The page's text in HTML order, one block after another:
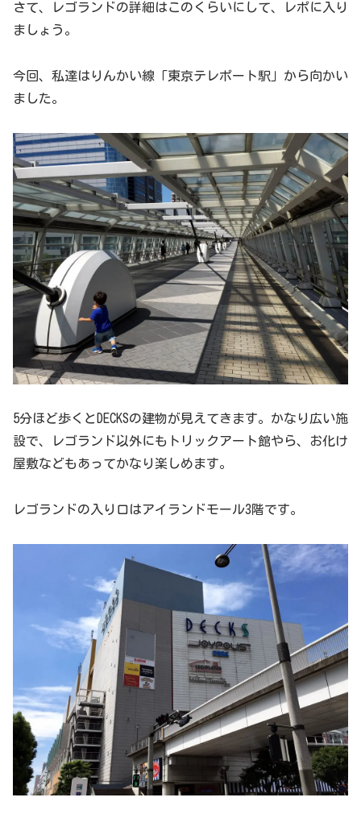
さて、レゴランドの詳細はこのくらいにして、レポに入り
ましょう。
今回、私達はりんかい線「東京テレポート駅」から向かい
ました。
5分ほど歩くとDECKSの建物が見えてきます。かなり広い施
設で、レゴランド以外にもトリックアート館やら、お化け
屋敷などもあってかなり楽しめます。
レゴランドの入り口はアイランドモール3階です。